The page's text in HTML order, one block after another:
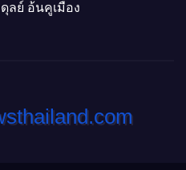
ลย์ อ้นคูเมือง